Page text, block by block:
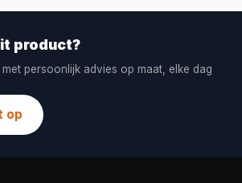
product?
persoonlijk advies op maat, elke dag
op